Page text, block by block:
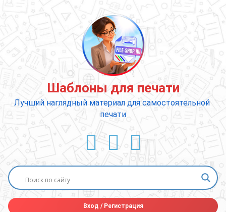
содержимому
Шаблоны для печати
Лучший наглядный материал для самостоятельной
печати
ВКонтакте
YouTube
E-mail
Вход /Регистрация